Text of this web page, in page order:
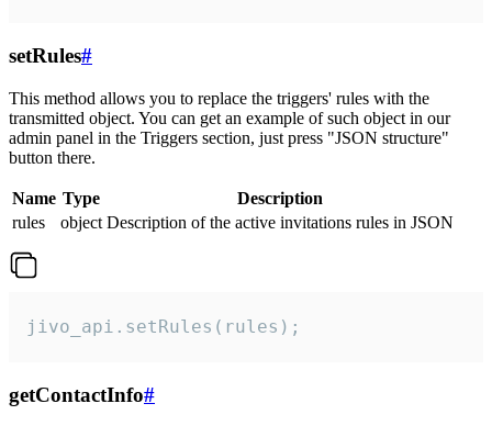
setRules#
This method allows you to replace the triggers' rules with the
transmitted object. You can get an example of such object in our
admin panel in the Triggers section, just press "JSON structure"
button there.
Name Type
Description
rules
object Description of the active invitations rules in JSON
jivo_api.setRules(rules);
getContactInfo#